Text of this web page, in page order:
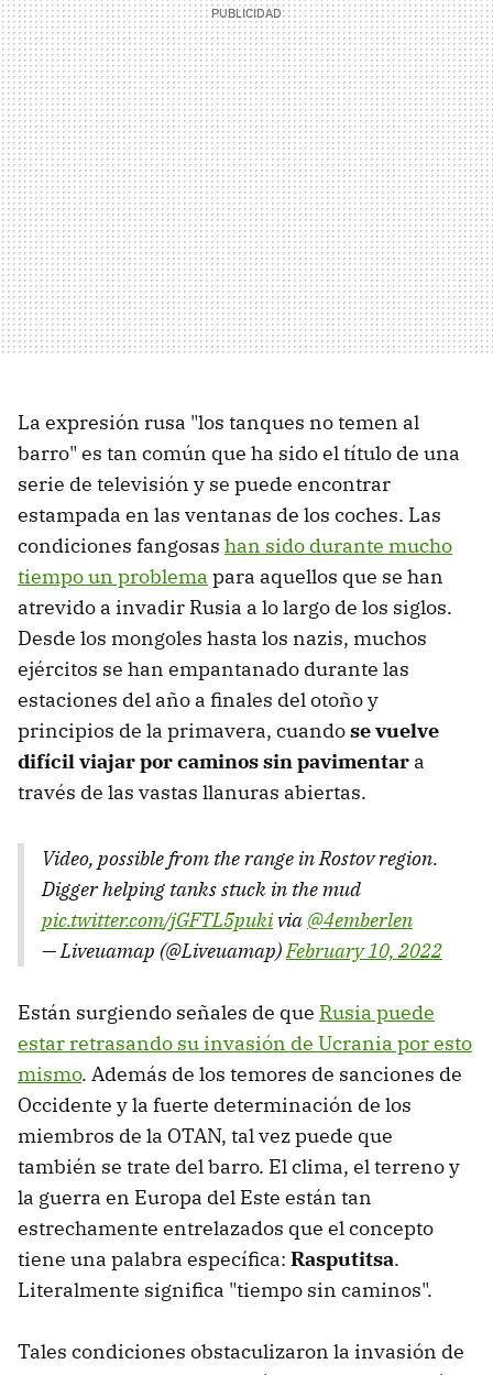
La expresión rusa "los tanques no temen al
barro" es tan común que ha sido el título de una
serie de televisión y se puede encontrar
estampada en las ventanas de los coches. Las
condiciones fangosas han sido durante mucho
tiempo un problema para aquellos que se han
atrevido a invadir Rusia a lo largo de los siglos.
Desde los mongoles hasta los nazis, muchos
ejércitos se han empantanado durante las
estaciones del año a finales del otoño y
principios de la primavera, cuandose vuelve
difícil viajar por caminos sin pavimentar a
través de las vastas llanuras abiertas.
Video, possible from the range in Rostov region.
Digger helping tanks stuck in the mud
pic.twitter.com/jGFTL5pukivia @4emberlen
— Liveuamap (@Liveuamap)February 10, 2022
Están surgiendo señales de que Rusia puede
estar retrasando su invasión de Ucrania por esto
mismo. Además de los temores de sanciones de
Occidente y la fuerte determinación de los
miembros de la OTAN, tal vez puede que
también se trate del barro. El clima, el terreno y
la guerra en Europa del Este están tan
estrechamente entrelazados que el concepto
tiene una palabra específica: Rasputitsa.
Literalmente significa "tiempo sin caminos".
Tales condiciones obstaculizaron la invasión de